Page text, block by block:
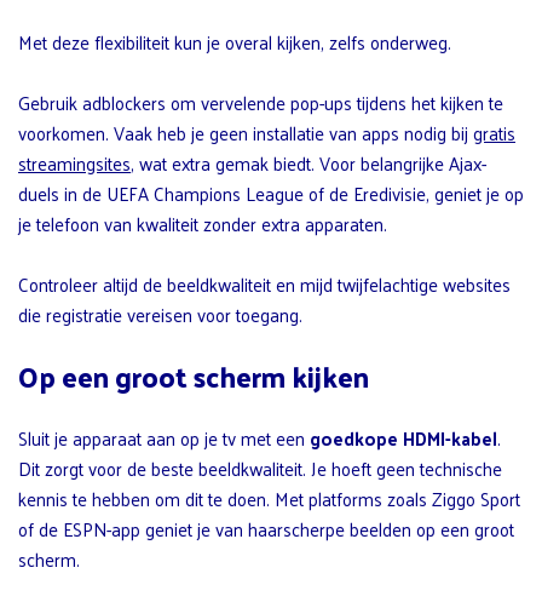
Met deze flexibiliteit kun je overal kijken, zelfs onderweg.
Gebruik adblockers om vervelende pop-ups tijdens het kijken te
voorkomen. Vaak heb je geen installatie van apps nodig bijgratis
streamingsites, wat extra gemak biedt. Voor belangrijke Ajax-
duels in de UEFA Champions League of de Eredivisie, geniet je op
je telefoon van kwaliteit zonder extra apparaten.
Controleer altijd de beeldkwaliteit en mijd twijfelachtige websites
die registratie vereisen voor toegang.
Op een groot scherm kijken
Sluit je apparaat aan op je tv met een goedkope HDMI-kabel.
Dit zorgt voor de beste beeldkwaliteit. Je hoeft geen technische
kennis te hebben om dit te doen. Met platforms zoals Ziggo Sport
of de ESPN-app geniet je van haarscherpe beelden op een groot
scherm.